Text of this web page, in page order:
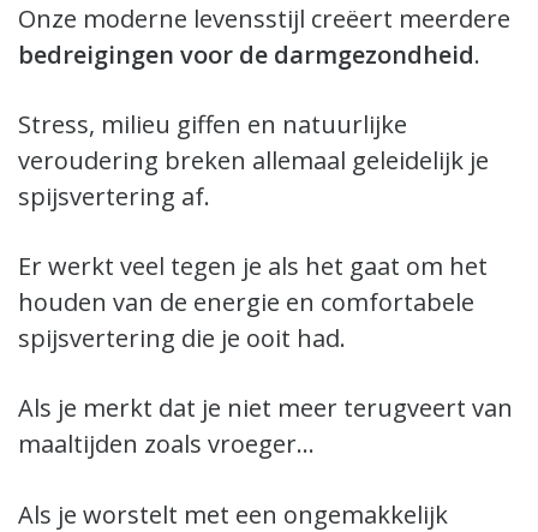
Onze moderne levensstijl creëert meerdere
bedreigingen voor de darmgezondheid.
Stress, milieu giffen en natuurlijke
veroudering breken allemaal geleidelijk je
spijsvertering af.
Er werkt veel tegen je als het gaat om het
houden van de energie en comfortabele
spijsvertering die je ooit had.
Als je merkt dat je niet meer terugveert van
maaltijden zoals vroeger…
Als je worstelt met een ongemakkelijk